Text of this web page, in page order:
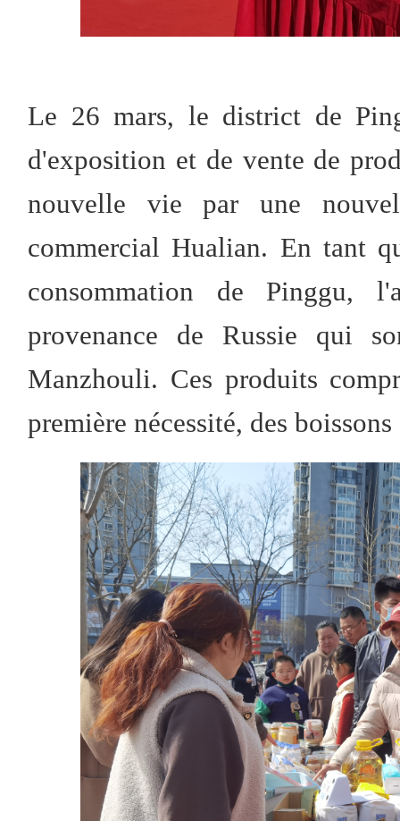
Le 26 mars, le district de
d'exposition et de vente de
nouvelle vie par une
commercial Hualian. En tant
consommation de Pinggu,
provenance de Russie qui
Manzhouli. Ces produits
première nécessité, des